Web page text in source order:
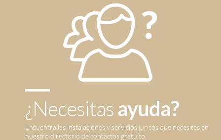
¿Necesitasayuda?
Encuentra las instalaciones y servicios jurícos que necesites en
nuestro directorio de contactos gratuito.